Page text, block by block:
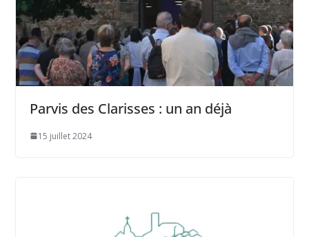
Parvis des Clarisses : un an déjà
15 juillet 2024